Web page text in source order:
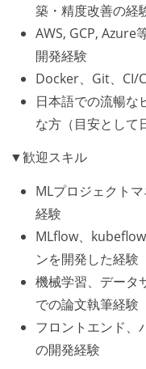
築・精度改善の経
AWS, GCP, Azure
開発経験
Docker、Git、CI/
日本語での流暢な
な方（目安として
▼歓迎スキル
MLプロジェクト
経験
MLflow、
ンを開発した経験
機械学習、データ
での論文執筆経験
フロントエンド、
の開発経験